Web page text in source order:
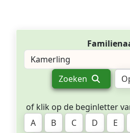
Zoeken
of klik op de beginletter
A
B C D E